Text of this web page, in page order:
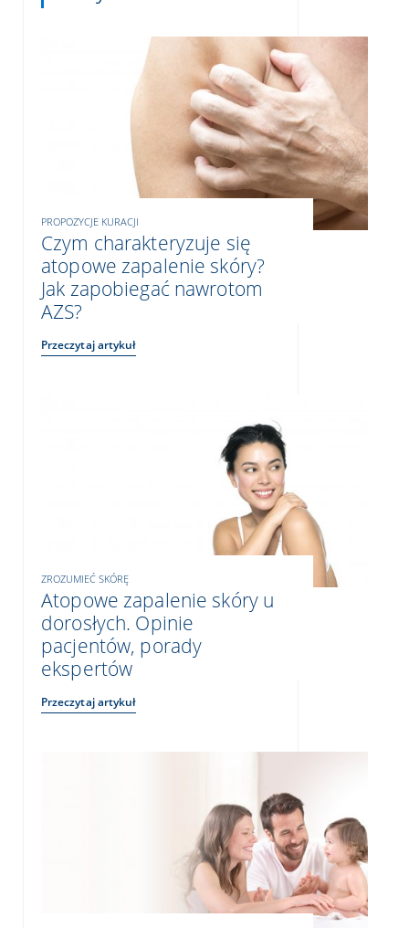
PROPOZYCJE KURACJI
Czym charakteryzuje się
atopowe zapalenie skóry?
Jak zapobiegać nawrotom
AZS?
Przeczytaj artykuł
ZROZUMIEĆ SKÓRĘ
Atopowe zapalenie skóry u
dorosłych. Opinie
pacjentów, porady
ekspertów
Przeczytaj artykuł